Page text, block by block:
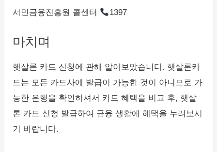
서민금융진흥원 콜센터 1397
마치며
햇살론 카드 신청에 관해 알아보았습니다. 햇살론카
드는 모든 카드사에 발급이 가능한 것이 아니므로 가
능한 은행을 확인하셔서 카드 혜택을 비교 후, 햇살
론 카드 신청 발급하여 금융 생활에 혜택을 누려보시
기 바랍니다.